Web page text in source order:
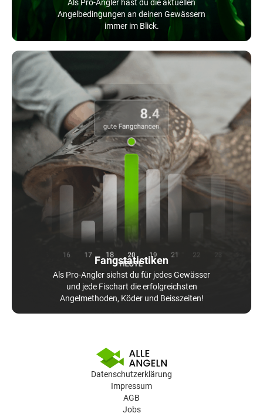
Als Pro-Angler hast du die aktuellen
Angelbedingungen an deinen Gewässern
immer im Blick.
Fangstatistiken
Als Pro-Angler siehst du für jedes Gewässer
und jede Fischart die erfolgreichsten
Angelmethoden, Köder und Beisszeiten!
Datenschutzerklärung
Impressum
AGB
Jobs